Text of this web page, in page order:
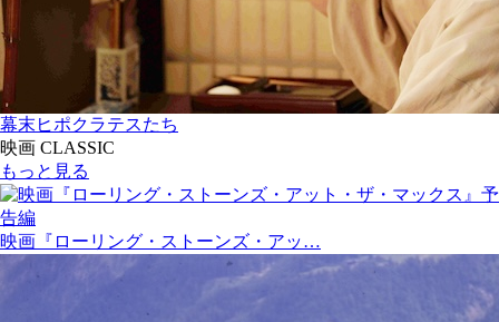
幕末ヒポクラテスたち
映画 CLASSIC
もっと見る
映画『ローリング・ストーンズ・アッ…